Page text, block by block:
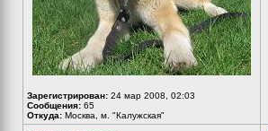
Зарегистрирован: 24 мар 2008, 02:03
Сообщения: 65
Откуда: Москва, м. "Калужская"